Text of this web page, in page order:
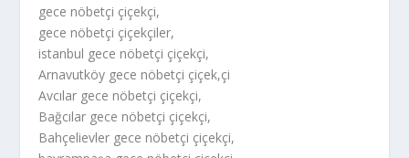
gece nöbetçi çiçekçi,
gece nöbetçi çiçekçiler,
istanbul gece nöbetçi çiçekçi,
Arnavutköy gece nöbetçi çiçek,çi
Avcılar gece nöbetçi çiçekçi,
Bağcılar gece nöbetçi çiçekçi,
Bahçelievler gece nöbetçi çiçekçi,